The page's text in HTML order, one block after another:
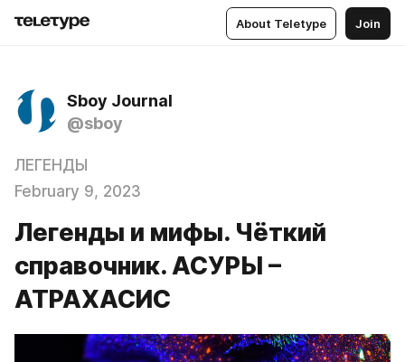
About Teletype Join
Sboy Journal
@sboy
ЛЕГЕНДЫ
February 9, 2023
Легенды и мифы. Чёткий
справочник. АСУРЫ –
АТРАХАСИС